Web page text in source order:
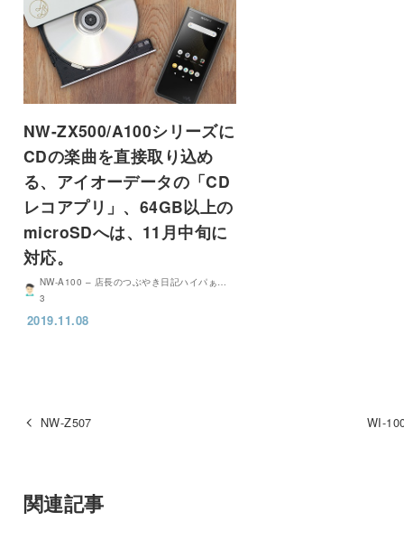
NW-ZX500/A100シリーズに
CDの楽曲を直接取り込め
る、アイオーデータの「CD
レコアプリ」、64GB以上の
microSDへは、11月中旬に
対応。
NW-A100 – 店長のつぶやき日記ハイパぁ…
3
2019.11.08
NW-Z507 WI-
関連記事